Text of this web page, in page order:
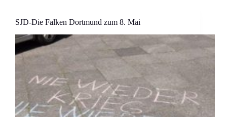
SJD-Die Falken Dortmund zum 8. Mai